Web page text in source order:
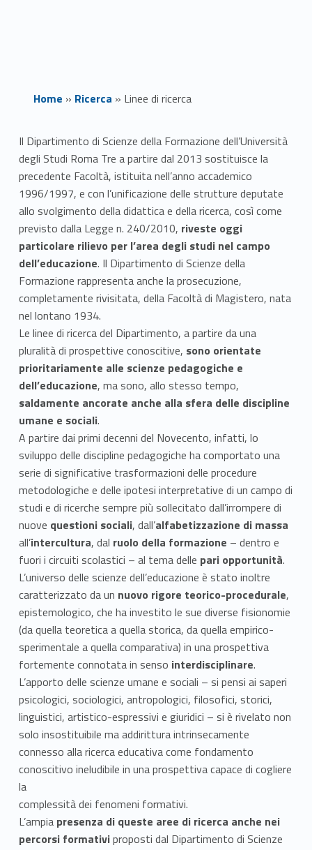
Home » Ricerca » Linee di ricerca
L
i
n
e
e
d
i
r
i
c
e
r
c
a
Il Dipartimento di Scienze della Formazione dell’Università
degli Studi Roma Tre a partire dal 2013 sostituisce la
precedente Facoltà, istituita nell’anno accademico
1996/1997, e con l’unificazione delle strutture deputate
allo svolgimento della didattica e della ricerca, così come
previsto dalla Legge n. 240/2010, riveste oggi
particolare rilievo per l’area degli studi nel campo
dell’educazione. Il Dipartimento di Scienze della
Formazione rappresenta anche la prosecuzione,
completamente rivisitata, della Facoltà di Magistero, nata
nel lontano 1934.
Le linee di ricerca del Dipartimento, a partire da una
pluralità di prospettive conoscitive, sono orientate
prioritariamente alle scienze pedagogiche e
dell’educazione, ma sono, allo stesso tempo,
saldamente ancorate anche alla sfera delle discipline
umane e sociali.
A partire dai primi decenni del Novecento, infatti, lo
sviluppo delle discipline pedagogiche ha comportato una
serie di significative trasformazioni delle procedure
metodologiche e delle ipotesi interpretative di un campo di
studi e di ricerche sempre più sollecitato dall’irrompere di
nuove questioni sociali, dall’alfabetizzazione di massa
all’intercultura, dal ruolo della formazione – dentro e
fuori i circuiti scolastici – al tema delle pari opportunità.
L’universo delle scienze dell’educazione è stato inoltre
caratterizzato da un nuovo rigore teorico-procedurale,
epistemologico, che ha investito le sue diverse fisionomie
(da quella teoretica a quella storica, da quella empirico-
sperimentale a quella comparativa) in una prospettiva
fortemente connotata in senso interdisciplinare.
L’apporto delle scienze umane e sociali – si pensi ai saperi
psicologici, sociologici, antropologici, filosofici, storici,
linguistici, artistico-espressivi e giuridici – si è rivelato non
solo insostituibile ma addirittura intrinsecamente
connesso alla ricerca educativa come fondamento
conoscitivo ineludibile in una prospettiva capace di cogliere
la
complessità dei fenomeni formativi.
L’ampiapresenza di queste aree di ricerca anche nei
percorsi formativiproposti dal Dipartimento di Scienze